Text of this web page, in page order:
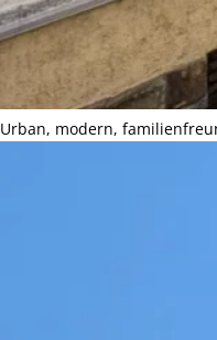
Urban, modern,